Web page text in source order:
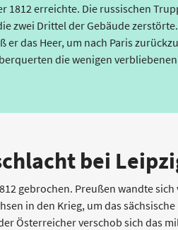
1812 erreichte. Die russischen
zwei Drittel der Gebäude
das Heer, um nach Paris
die wenigen
bei
gebrochen. Preußen wandte sich
in den Krieg, um das
Österreicher verschob sich das